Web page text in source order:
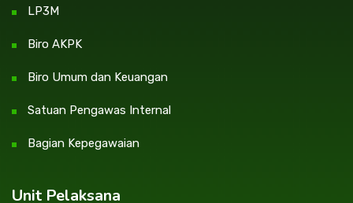
LP3M
Biro AKPK
Biro Umum dan Keuangan
Satuan Pengawas Internal
Bagian Kepegawaian
Unit Pelaksana